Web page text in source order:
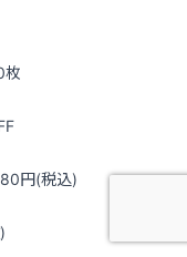
枚
円(税込)